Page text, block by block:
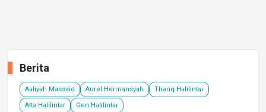
Berita
Aaliyah Massaid Aurel Hermansyah Thariq Halilintar
Atta Halilintar Gen Halilintar